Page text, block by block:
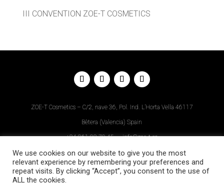
III CONVENTION ZOE-T COSMETICS
ZOE-T Cosmetics – C/2, nave 36, Pol. Ind. L’Horta Vella 46117
Bètera (Valencia) Spain
+34961 93 70 45–info@zoe-t.es
Aviso Legal–Política de Privacidad– Política de Cookies–Diseño
Web
We use cookies on our website to give you the most
relevant experience by remembering your preferences and
repeat visits. By clicking “Accept”, you consent to the use of
ALL the cookies.